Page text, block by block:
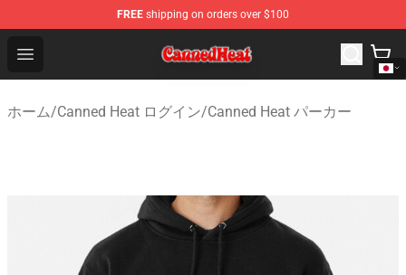
FREE shipping on orders over $100
Open menu
Canned Heat Store - Official Canned Heat Merchandise
ホーム/Canned Heat ログイン/Canned Heat パーカー